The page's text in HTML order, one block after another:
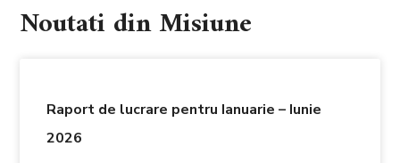
Noutati din Misiune
Raport de lucrare pentru Ianuarie – Iunie
2026